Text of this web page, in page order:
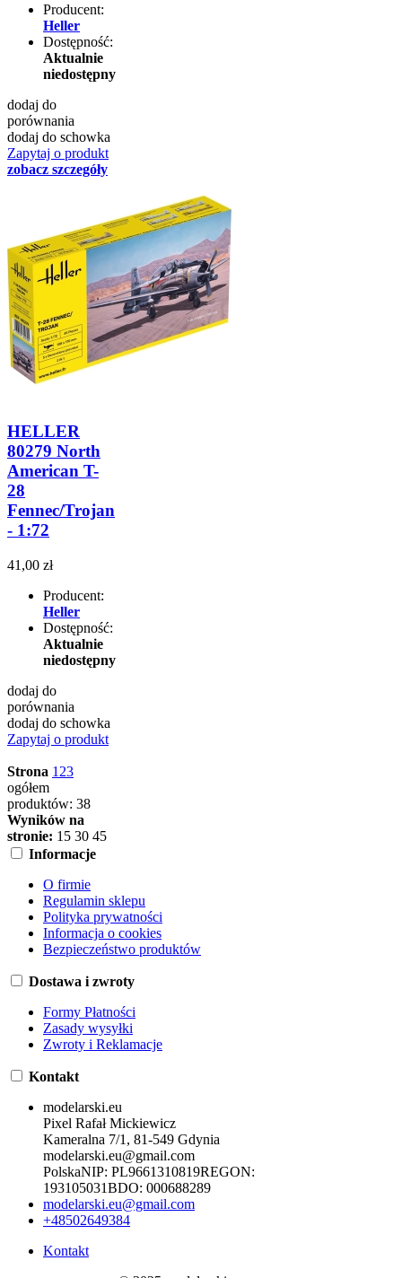
Producent:
Heller
Dostępność:
Aktualnie
niedostępny
dodaj do
porównania
dodaj do schowka
Zapytaj o produkt
zobacz szczegóły
HELLER
80279 North
American T-
28
Fennec/Trojan
- 1:72
41,00 zł
Producent:
Heller
Dostępność:
Aktualnie
niedostępny
dodaj do
porównania
dodaj do schowka
Zapytaj o produkt
Strona 1 23
ogółem
produktów: 38
Wyników na
stronie: 15 30 45
Informacje
O firmie
Regulamin sklepu
Polityka prywatności
Informacja o cookies
Bezpieczeństwo produktów
Dostawa i zwroty
Formy Płatności
Zasady wysyłki
Zwroty i Reklamacje
Kontakt
modelarski.eu
Pixel Rafał Mickiewicz
Kameralna 7/1, 81-549 Gdynia
modelarski.eu@gmail.com
PolskaNIP: PL9661310819REGON:
193105031BDO: 000688289
modelarski.eu@gmail.com
+48502649384
Kontakt